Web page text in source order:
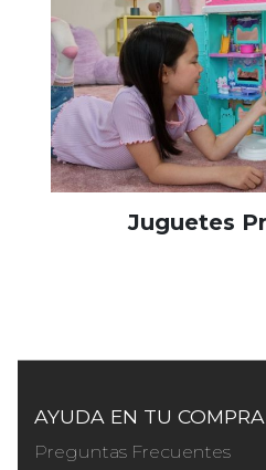
Juguetes
AYUDA EN TU COMPRA
Preguntas Frecuentes